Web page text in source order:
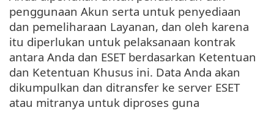
penggunaan Akun serta untuk penyediaan
dan pemeliharaan Layanan, dan oleh karena
itu diperlukan untuk pelaksanaan kontrak
antara Anda dan ESET berdasarkan Ketentuan
dan Ketentuan Khusus ini. Data Anda akan
dikumpulkan dan ditransfer ke server ESET
atau mitranya untuk diproses guna